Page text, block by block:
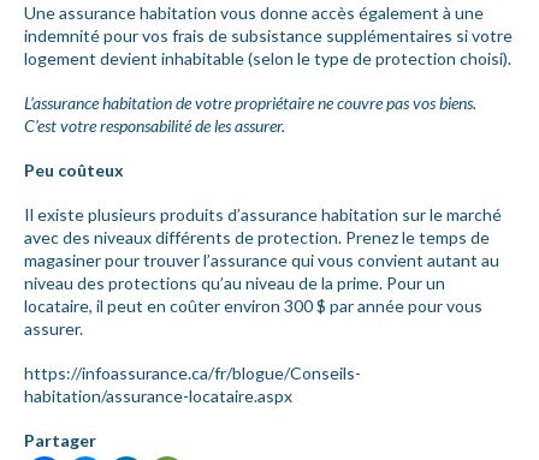
Une assurance habitation vous donne accès également à une
indemnité pour vos frais de subsistance supplémentaires si votre
logement devient inhabitable (selon le type de protection choisi).
L’assurance habitation de votre propriétaire ne couvre pas vos biens.
C’est votre responsabilité de les assurer.
Peu coûteux
Il existe plusieurs produits d’assurance habitation sur le marché
avec des niveaux différents de protection. Prenez le temps de
magasiner pour trouver l’assurance qui vous convient autant au
niveau des protections qu’au niveau de la prime. Pour un
locataire, il peut en coûter environ 300 $ par année pour vous
assurer.
https://infoassurance.ca/fr/blogue/Conseils-
habitation/assurance-locataire.aspx
Partager